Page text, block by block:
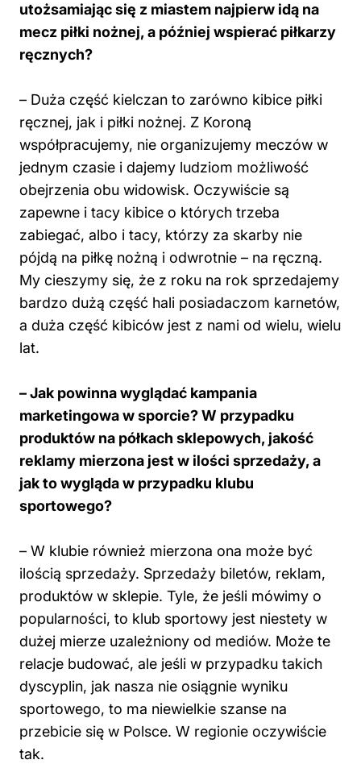
utożsamiając się z miastem najpierw idą na
mecz piłki nożnej, a później wspierać piłkarzy
ręcznych?
– Duża część kielczan to zarówno kibice piłki
ręcznej, jak i piłki nożnej. Z Koroną
współpracujemy, nie organizujemy meczów w
jednym czasie i dajemy ludziom możliwość
obejrzenia obu widowisk. Oczywiście są
zapewne i tacy kibice o których trzeba
zabiegać, albo i tacy, którzy za skarby nie
pójdą na piłkę nożną i odwrotnie – na ręczną.
My cieszymy się, że z roku na rok sprzedajemy
bardzo dużą część hali posiadaczom karnetów,
a duża część kibiców jest z nami od wielu, wielu
lat.
– Jak powinna wyglądać kampania
marketingowa w sporcie? W przypadku
produktów na półkach sklepowych, jakość
reklamy mierzona jest w ilości sprzedaży, a
jak to wygląda w przypadku klubu
sportowego?
– W klubie również mierzona ona może być
ilością sprzedaży. Sprzedaży biletów, reklam,
produktów w sklepie. Tyle, że jeśli mówimy o
popularności, to klub sportowy jest niestety w
dużej mierze uzależniony od mediów. Może te
relacje budować, ale jeśli w przypadku takich
dyscyplin, jak nasza nie osiągnie wyniku
sportowego, to ma niewielkie szanse na
przebicie się w Polsce. W regionie oczywiście
tak.